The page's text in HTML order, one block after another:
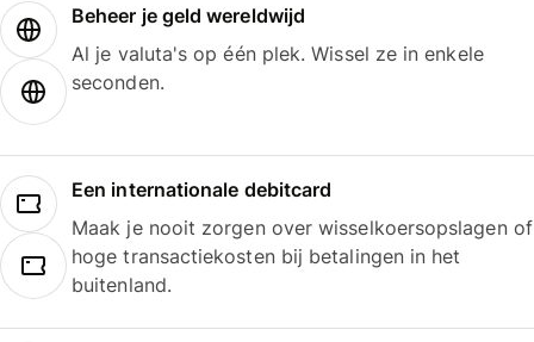
Beheer je geld wereldwijd
Al je valuta's op één plek. Wissel ze in enkele
seconden.
Een internationale debitcard
Maak je nooit zorgen over wisselkoersopslagen of
hoge transactiekosten bij betalingen in het
buitenland.